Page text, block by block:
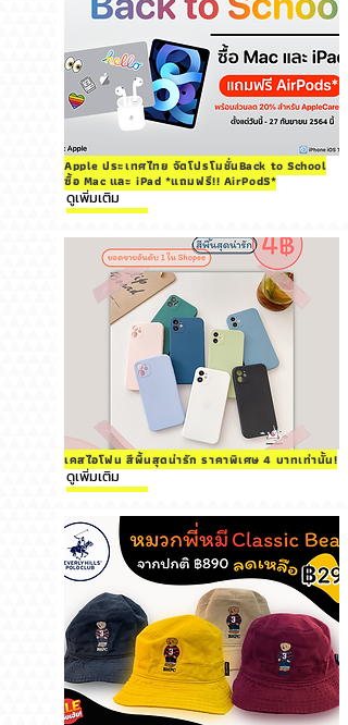
Apple ประเทศไทย จัดโปรโมชั่นBack to School
ซื้อ Mac และ iPad *แถมฟรี!! AirPodS*
ดูเพิ่มเติม
เคสไอโฟน สีพื้นสุดน่ารัก ราคาพิเศษ 4 บาทเท่านั้น!
ดูเพิ่มเติม